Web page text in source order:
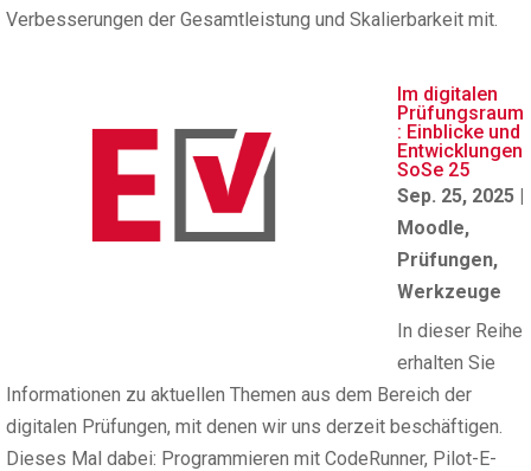
Verbesserungen der Gesamtleistung und Skalierbarkeit mit.
Im digitalen
Prüfungsraum
: Einblicke und
Entwicklungen
SoSe 25
Sep. 25, 2025 |
Moodle,
Prüfungen,
Werkzeuge
In dieser Reihe
erhalten Sie
Informationen zu aktuellen Themen aus dem Bereich der
digitalen Prüfungen, mit denen wir uns derzeit beschäftigen.
Dieses Mal dabei: Programmieren mit CodeRunner, Pilot-E-